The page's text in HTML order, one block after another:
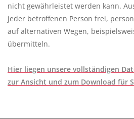
nicht gewährleistet werden kann.
jeder betroffenen Person frei,
auf alternativen Wegen,
übermitteln.
Hier liegen unsere vollständigen
zur Ansicht und zum Download für